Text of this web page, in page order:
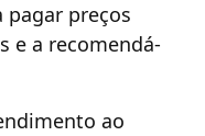
preços
e a recomendá-
ao